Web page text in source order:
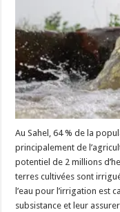
Au Sahel, 64 % de la
principalement de
potentiel de 2 millions
terres cultivées sont
l’eau pour l’irrigation est
subsistance et leur